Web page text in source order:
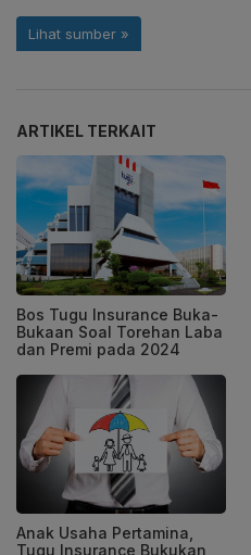
ARTIKEL TERKAIT
Bos Tugu Insurance Buka-
Bukaan Soal Torehan Laba
dan Premi pada 2024
Anak Usaha Pertamina,
Tugu Insurance Bukukan